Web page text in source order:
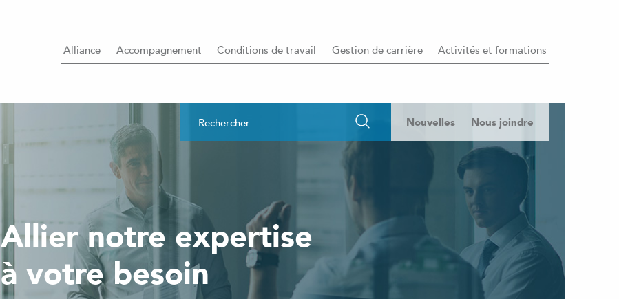
Alliance Accompagnement Conditions de travail Gestion de carrière Activités et formations
Nouvelles Nous joindre
Allier notre expertise
à votre besoin